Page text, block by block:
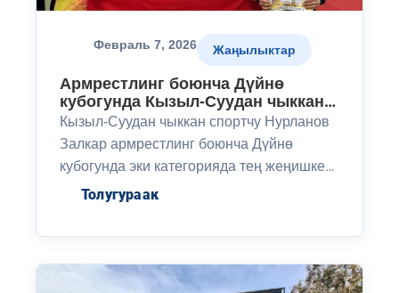
Февраль 7, 2026 Жаңылыктар
Армрестлинг боюнча Дүйнө
кубогунда Кызыл-Суудан чыккан
спортчу кош алтын медаль утту
Кызыл-Суудан чыккан спортчу Нурланов
Залкар армрестлинг боюнча Дүйнө
кубогунда эки категорияда тең жеңишке
жетишип, кош алтын медаль утту. Жети-
жогорку жыйынтык көрсөтүштү.
Толугураак